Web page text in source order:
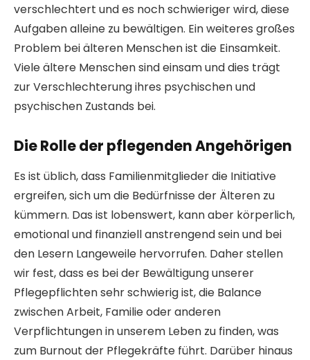
verschlechtert und es noch schwieriger wird, diese
Aufgaben alleine zu bewältigen. Ein weiteres großes
Problem bei älteren Menschen ist die Einsamkeit.
Viele ältere Menschen sind einsam und dies trägt
zur Verschlechterung ihres psychischen und
psychischen Zustands bei.
Die Rolle der pflegenden Angehörigen
Es ist üblich, dass Familienmitglieder die Initiative
ergreifen, sich um die Bedürfnisse der Älteren zu
kümmern. Das ist lobenswert, kann aber körperlich,
emotional und finanziell anstrengend sein und bei
den Lesern Langeweile hervorrufen. Daher stellen
wir fest, dass es bei der Bewältigung unserer
Pflegepflichten sehr schwierig ist, die Balance
zwischen Arbeit, Familie oder anderen
Verpflichtungen in unserem Leben zu finden, was
zum Burnout der Pflegekräfte führt. Darüber hinaus